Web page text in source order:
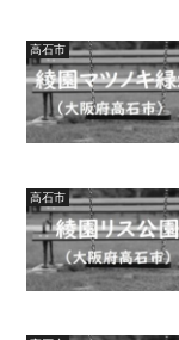
高石市
高石市